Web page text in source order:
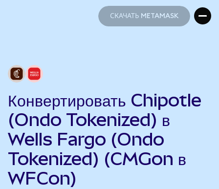
СКАЧАТЬ METAMASK
Конвертировать Chipotle
(Ondo Tokenized) в
Wells Fargo (Ondo
Tokenized) (CMGon в
WFCon)